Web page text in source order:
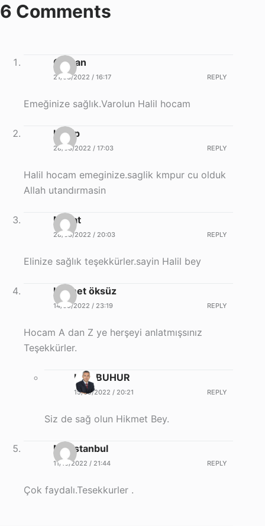
6 Comments
Osman
21/08/2022 / 16:17 REPLY
Emeğinize sağlık.Varolun Halil hocam
Habip
28/08/2022 / 17:03 REPLY
Halil hocam emeginize.saglik kmpur cu olduk
Allah utandırmasin
Murat
28/08/2022 / 20:03 REPLY
Elinize sağlık teşekkürler.sayin Halil bey
Hikmet öksüz
14/09/2022 / 23:19 REPLY
Hocam A dan Z ye herşeyi anlatmışsınız
Teşekkürler.
Halil BUHUR
15/09/2022 / 20:21 REPLY
Siz de sağ olun Hikmet Bey.
Maristanbul
11/10/2022 / 21:44 REPLY
Çok faydalı.Tesekkurler .